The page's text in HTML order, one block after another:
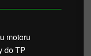
motoru
do TP